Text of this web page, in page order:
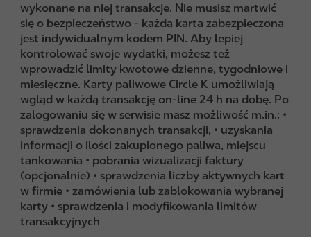
wykonane na niej transakcje. Nie musisz martwić
się o bezpieczeństwo - każda karta zabezpieczona
jest indywidualnym kodem PIN. Aby lepiej
kontrolować swoje wydatki, możesz też
wprowadzić limity kwotowe dzienne, tygodniowe i
miesięczne. Karty paliwowe Circle K umożliwiają
wgląd w każdą transakcję on-line 24 h na dobę. Po
zalogowaniu się w serwisie masz możliwość m.in.: •
sprawdzenia dokonanych transakcji, • uzyskania
informacji o ilości zakupionego paliwa, miejscu
tankowania • pobrania wizualizacji faktury
(opcjonalnie) • sprawdzenia liczby aktywnych kart
w firmie • zamówienia lub zablokowania wybranej
karty • sprawdzenia i modyfikowania limitów
transakcyjnych